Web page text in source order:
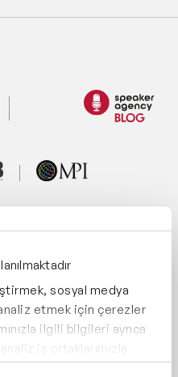
sosyal medya
etmek için çerezler
ilgili bilgileri ayrıca
iş ortaklarımızla
bu bilgileri kendilerine